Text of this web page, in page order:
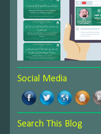
Social Media
Search This Blog